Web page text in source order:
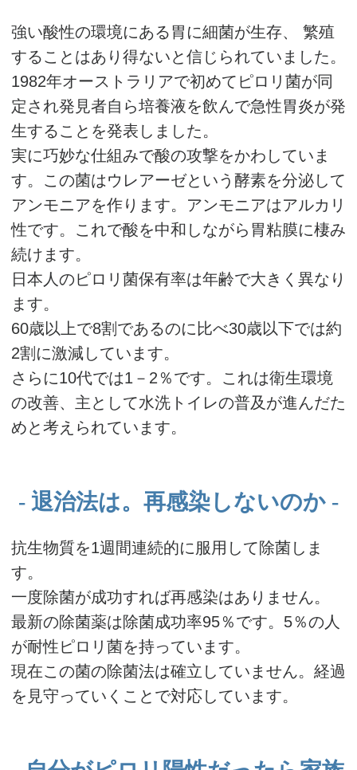
強い酸性の環境にある胃に細菌が生存、 繁殖
することはあり得ないと信じられていました。
1982年オーストラリアで初めてピロリ菌が同
定され発見者自ら培養液を飲んで急性胃炎が発
生することを発表しました。
実に巧妙な仕組みで酸の攻撃をかわしていま
す。この菌はウレアーゼという酵素を分泌して
アンモニアを作ります。アンモニアはアルカリ
性です。これで酸を中和しながら胃粘膜に棲み
続けます。
日本人のピロリ菌保有率は年齢で大きく異なり
ます。
60歳以上で8割であるのに比べ30歳以下では約
2割に激減しています。
さらに10代では1－2％です。これは衛生環境
の改善、主として水洗トイレの普及が進んだた
めと考えられています。
退治法は。再感染しないのか
抗生物質を1週間連続的に服用して除菌しま
す。
一度除菌が成功すれば再感染はありません。
最新の除菌薬は除菌成功率95％です。5％の人
が耐性ピロリ菌を持っています。
現在この菌の除菌法は確立していません。経過
を見守っていくことで対応しています。